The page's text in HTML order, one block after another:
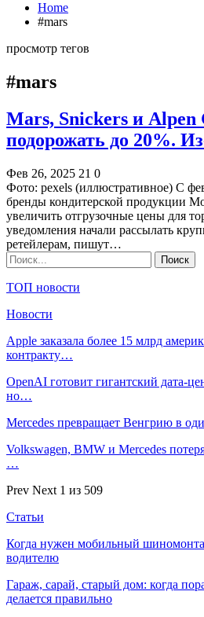
Home
#mars
просмотр тегов
#mars
Mars, Snickers и Alpen
подорожать до 20%.
Фев 26, 2025 21 0
Фото: pexels (иллюстративное) С
бренды кондитерской продукции
увеличить отгрузочные цены для
уведомления начали рассылать
ретейлерам, пишут…
ТОП новости
Новости
Apple заказала более 15 млрд
контракту…
OpenAI готовит гигантский дата-
но…
Mercedes превращает Венгрию в
Volkswagen, BMW и Mercedes
…
Prev Next 1 из 509
Статьи
Когда нужен мобильный
водителю
Гараж, сарай, старый дом: когда
делается правильно